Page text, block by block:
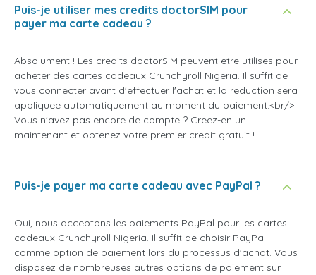
Puis-je utiliser mes credits doctorSIM pour
payer ma carte cadeau ?
Absolument ! Les credits doctorSIM peuvent etre utilises pour
acheter des cartes cadeaux Crunchyroll Nigeria. Il suffit de
vous connecter avant d'effectuer l'achat et la reduction sera
appliquee automatiquement au moment du paiement.<br/>
Vous n'avez pas encore de compte ? Creez-en un
maintenant et obtenez votre premier credit gratuit !
Puis-je payer ma carte cadeau avec PayPal ?
Oui, nous acceptons les paiements PayPal pour les cartes
cadeaux Crunchyroll Nigeria. Il suffit de choisir PayPal
comme option de paiement lors du processus d'achat. Vous
disposez de nombreuses autres options de paiement sur